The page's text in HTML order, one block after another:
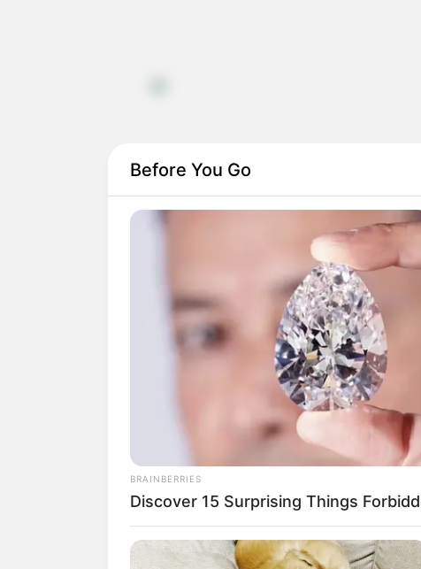
Penuh
dengan
Bentuk Lucu
Penulis:wahidah |27 Juni 2022
Before You Go
BRAINBERRIES
Discover 15 Surprising Things